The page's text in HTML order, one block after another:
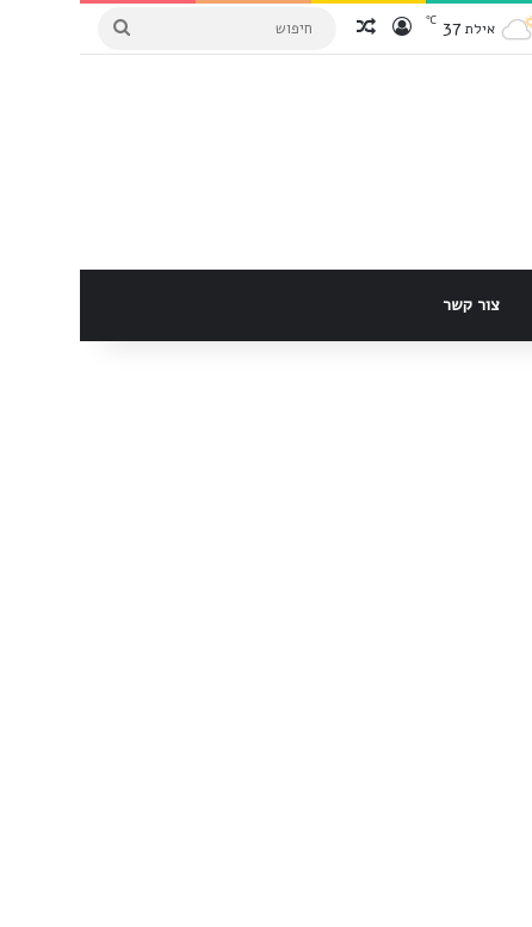
אילת 37
℃ הכנס למערכת
Random Article חיפוש
צור קשר